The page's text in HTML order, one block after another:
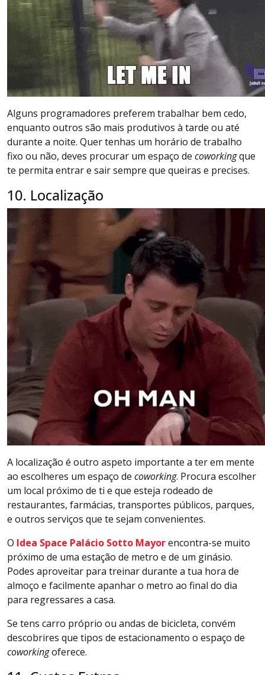
Alguns programadores preferem trabalhar bem cedo,
enquanto outros são mais produtivos à tarde ou até
durante a noite. Quer tenhas um horário de trabalho
fixo ou não, deves procurar um espaço de coworkingque
te permita entrar e sair sempre que queiras e precises.
10. Localização
A localização é outro aspeto importante a ter em mente
ao escolheres um espaço de coworking. Procura escolher
um local próximo de ti e que esteja rodeado de
restaurantes, farmácias, transportes públicos, parques,
e outros serviços que te sejam convenientes.
O Idea Space Palácio Sotto Mayorencontra-se muito
próximo de uma estação de metro e de um ginásio.
Podes aproveitar para treinar durante a tua hora de
almoço e facilmente apanhar o metro ao final do dia
para regressares a casa.
Se tens carro próprio ou andas de bicicleta, convém
descobrires que tipos de estacionamento o espaço de
coworkingoferece.